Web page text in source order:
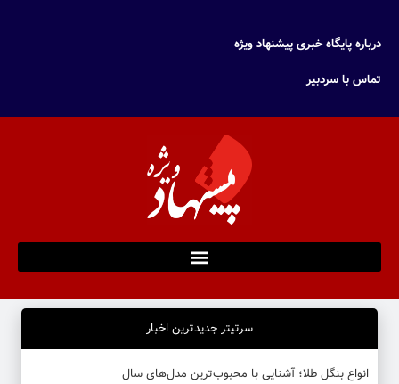
درباره پایگاه خبری پیشنهاد ویژه
تماس با سردبیر
سرتیتر جدیدترین اخبار
انواع بنگل طلا؛ آشنایی با محبوب‌ترین مدل‌های سال